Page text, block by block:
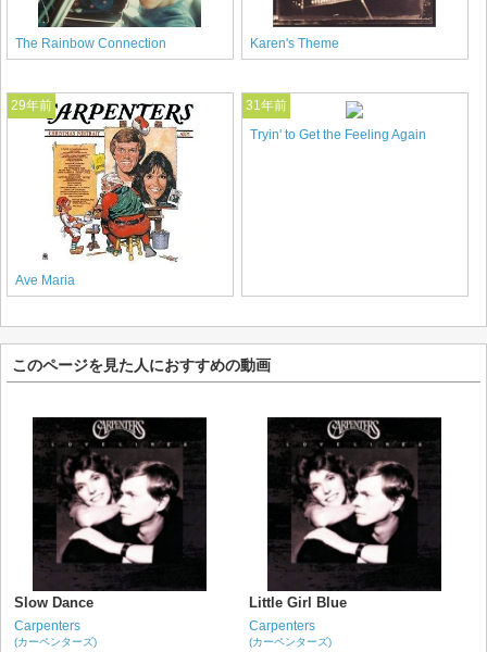
The Rainbow Connection Karen's Theme
29年前
Ave Maria
31年前
Tryin' to Get the Feeling Again
このページを見た人におすすめの動画
Slow Dance
Carpenters
(カーペンターズ)
Little Girl Blue
Carpenters
(カーペンターズ)